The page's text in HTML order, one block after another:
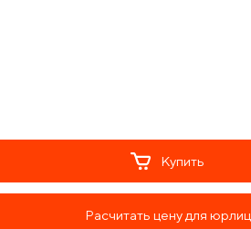
Купить
Расчитать цену для юрлиц